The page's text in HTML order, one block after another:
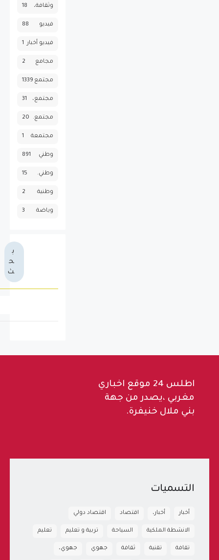
وثقافة،
18
فيديو 88
فيديو أخبار 1
مجامع 2
مجتمع 1339
مجتمع، 31
مجتمع. 20
مجتمعة 1
وطني 891
وطني. 15
وطنية 2
وياضة 3
ب
ح
ث
اطلس 24 موقع اخباري
مغربي ،يصدر من جهة
بني ملال خنيفرة.
التسميات
أخبار أخبار، اقتصاد اقتصاد دولي
الانشطة الملكية السياحة تربية و تعليم تعليم
تقافة تقنية ثقافة جهوي جهوي،